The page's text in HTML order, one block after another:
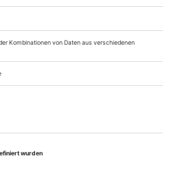
Baden-Baden
«Jolanthe» waren Rolando
im Festspielhaus Baden-Baden
gebucht, ehe der mexikanische
Auftritt wegen akuter
Glücklich ist das Publikum nach
Sommerfestspiele trotzdem
setzt nach...